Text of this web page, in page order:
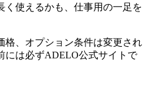
く使えるかも、仕事用の一足を
格、オプション条件は変更され
には必ずADELO公式サイトで